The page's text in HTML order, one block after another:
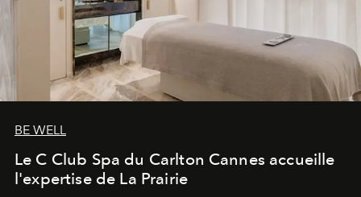
BE WELL
Le C Club Spa du Carlton Cannes accueille
l'expertise de La Prairie